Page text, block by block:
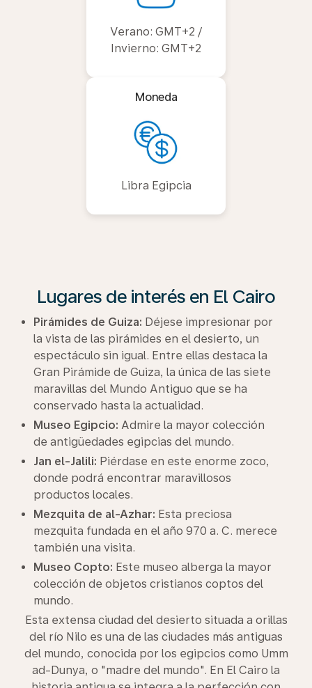
Verano: GMT+2 /
Invierno: GMT+2
Moneda
Libra Egipcia
Lugares de interés en El Cairo
Pirámides de Guiza: Déjese impresionar por
la vista de las pirámides en el desierto, un
espectáculo sin igual. Entre ellas destaca la
Gran Pirámide de Guiza, la única de las siete
maravillas del Mundo Antiguo que se ha
conservado hasta la actualidad.
Museo Egipcio: Admire la mayor colección
de antigüedades egipcias del mundo.
Jan el-Jalili: Piérdase en este enorme zoco,
donde podrá encontrar maravillosos
productos locales.
Mezquita de al-Azhar: Esta preciosa
mezquita fundada en el año 970 a. C. merece
también una visita.
Museo Copto: Este museo alberga la mayor
colección de objetos cristianos coptos del
mundo.
Esta extensa ciudad del desierto situada a orillas
del río Nilo es una de las ciudades más antiguas
del mundo, conocida por los egipcios como Umm
ad-Dunya, o "madre del mundo". En El Cairo la